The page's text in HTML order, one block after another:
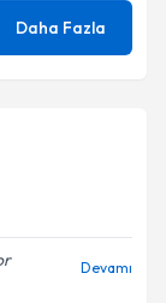
Daha Fazla
Devamı